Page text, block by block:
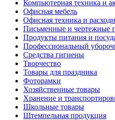
Компьютерная техника и
Офисная мебель
Офисная техника и
Письменные и чертежные
Продукты питания и
Профессиональный
Средства гигиены
Творчество
Товары для праздника
Фоторамки
Хозяйственные товары
Хранение и
Школьные товары
Штемпельная продукция